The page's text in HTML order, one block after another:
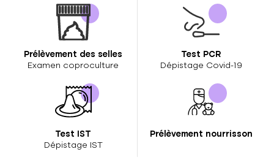
Prélèvement des selles
Examen coproculture
Test PCR
Dépistage Covid-19
Test IST
Dépistage IST
Prélèvement nourrisson